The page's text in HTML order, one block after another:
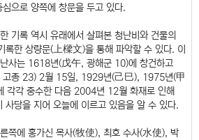
으로 양쪽에 창문을 두고 있다.
기록 역시 유래에서 살펴본 청난비와 건물의
록한 상량문(上樑文)을 통해 파악할 수 있다. 이
사는 1618년(戊午, 광해군 10)에 창건하고
종 23) 2월 15일, 1929년(己巳), 1975년(甲
각각 중수한 다음 2004년 12월 화재로 인해
당을 지어 오늘에 이르고 있음을 알 수 있다.
쪽에 홍가신 목사(牧使), 최호 수사(水使), 박